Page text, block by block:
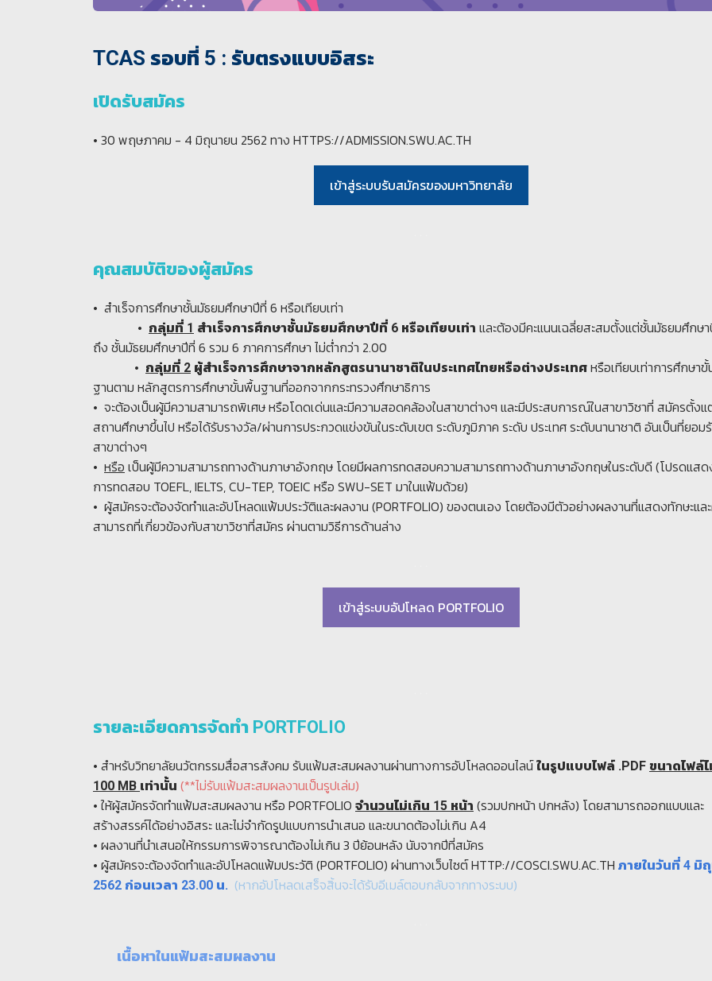
TCAS รอบที่ 5 : รับตรงแบบอิสระ
เปิดรับสมัคร
• 30 พฤษภาคม - 4 มิถุนายน 2562 ทาง HTTPS://ADMISSION.SWU.AC.TH
เข้าสู่ระบบรับสมัครของมหาวิทยาลัย
คุณสมบัติของผู้สมัคร
• สำเร็จการศึกษาชั้นมัธยมศึกษาปีที่ 6 หรือเทียบเท่า
• กลุ่มที่ 1 สำเร็จการศึกษาชั้นมัธยมศึกษาปีที่ 6 หรือเทียบเท่า และต้องมีคะแนนเฉลี่ยสะสมตั้งแต่ชั้นมัธยมศึกษ
ถึง ชั้นมัธยมศึกษาปีที่ 6 รวม 6 ภาคการศึกษา ไม่ต่ำกว่า 2.00
• กลุ่มที่ 2 ผู้สำเร็จการศึกษาจากหลักสูตรนานาชาติในประเทศไทยหรือต่างประเทศ หรือเทียบเท่าการศึกษา
ฐานตาม หลักสูตรการศึกษาขั้นพื้นฐานที่ออกจากกระทรวงศึกษาธิการ
• จะต้องเป็นผู้มีความสามารถพิเศษ หรือโดดเด่นและมีความสอดคล้องในสาขาต่างๆ และมีประสบการณ์ในสาขาวิชาที่ สมัครตั้งแ
สถานศึกษาขึ้นไป หรือได้รับรางวัล/ผ่านการประกวดแข่งขันในระดับเขต ระดับภูมิภาค ระดับ ประเทศ ระดับนานาชาติ อันเป็นที่ยอม
สาขาต่างๆ
• หรือ เป็นผู้มีความสามารถทางด้านภาษาอังกฤษ โดยมีผลการทดสอบความสามารถทางด้านภาษาอังกฤษในระดับดี (โปรดแส
การทดสอบ TOEFL, IELTS, CU-TEP, TOEIC หรือ SWU-SET มาในแฟ้มด้วย)
• ผู้สมัครจะต้องจัดทำและอัปโหลดแฟ้มประวัติและผลงาน (PORTFOLIO) ของตนเอง โดยต้องมีตัวอย่างผลงานที่แสดงทักษะแล
สามารถที่เกี่ยวข้องกับสาขาวิชาที่สมัคร ผ่านตามวิธีการด้านล่าง
เข้าสู่ระบบอัปโหลด PORTFOLIO
รายละเอียดการจัดทำ PORTFOLIO
• สำหรับวิทยาลัยนวัตกรรมสื่อสารสังคม รับแฟ้มสะสมผลงานผ่านทางการอัปโหลดออนไลน์ในรูปแบบไฟล์ .PDF ขนาดไฟล์
100 MB เท่านั้น (**ไม่รับแฟ้มสะสมผลงานเป็นรูปเล่ม)
• ให้ผู้สมัครจัดทำแฟ้มสะสมผลงาน หรือ PORTFOLIO จำนวนไม่เกิน 15 หน้า (รวมปกหน้า ปกหลัง) โดยสามารถออกแบบและ
สร้างสรรค์ได้อย่างอิสระ และไม่จำกัดรูปแบบการนำเสนอ และขนาดต้องไม่เกิน A4
• ผลงานที่นำเสนอให้กรรมการพิจารณาต้องไม่เกิน 3 ปีย้อนหลัง นับจากปีที่สมัคร
• ผู้สมัครจะต้องจัดทำและอัปโหลดแฟ้มประวัติ (PORTFOLIO) ผ่านทางเว็บไซต์ HTTP://COSCI.SWU.AC.TH ภายในวันที่ 4 มิ
2562 ก่อนเวลา 23.00 น. (หากอัปโหลดเสร็จสิ้นจะได้รับอีเมล์ตอบกลับจากทางระบบ)
เนื้อหาในแฟ้มสะสมผลงาน